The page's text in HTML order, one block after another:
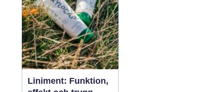
förändra reaktioner,
känslor och beteenden
som läng...
Liniment: Funktion,